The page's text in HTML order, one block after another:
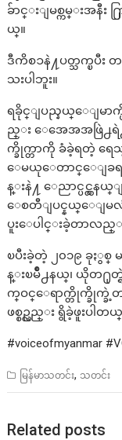
ခ်ာင္းျမစ္ကမ္းအနီး
ယ္။
ဒီကိစၥနဲ႔ပတ္သက္ၿပီး
သးပါဘူး။
ရခိုင္ျပည္နယ္ေျမာ
ည္း ေအေအအဖြဲ႕ရဲ
က္ခိုက္တာကို ခံခဲ့ရတဲ့ ရေ
ေမယုေတာင္ေျခရင္
န္းနဲ႔ ေညာင္ပင္လွနယ္
ေစတီျပင္နယ္ေျမ
ပူးေပါင္းခဲ့တာလည္
ၿပီးခဲ့တဲ့ ၂၀၁၉ ခုႏွ
န္းၿမိဳ႕နယ္၊ ယိုတ႐ု
က္ဝင္ေရာက္တိုက္ခိုက္ခဲ့
ဖစ္စဥ္လည္း ရွိခဲ့ဖူးပါတ
#voiceofmyanmar
မြန်မာသတင်း, သတင်း
Related posts